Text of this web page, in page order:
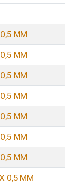
MM
MM
MM
MM
MM
MM
MM
0,5 MM